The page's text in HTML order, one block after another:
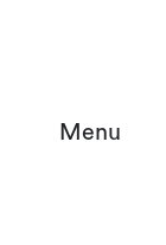
Menu